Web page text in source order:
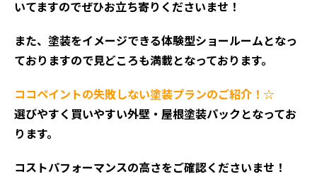
いてますのでぜひお立ち寄りくださいませ！
また、塗装をイメージできる体験型ショールームとなっ
ておりますので見どころも満載となっております。
ココペイントの失敗しない塗装プランのご紹介！☆
選びやすく買いやすい外壁・屋根塗装パックとなってお
ります。
コストパフォーマンスの高さをご確認くださいませ！